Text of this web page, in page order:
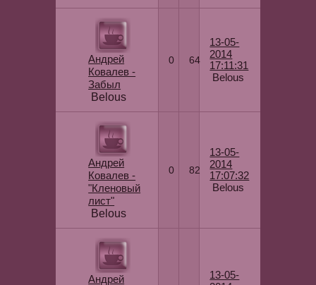
Андрей
Ковалев -
Забыл
Belous
0 64
13-05-
2014
17:11:31
Belous
Андрей
Ковалев -
"Кленовый
лист"
Belous
0 82
13-05-
2014
17:07:32
Belous
Андрей
13-05-